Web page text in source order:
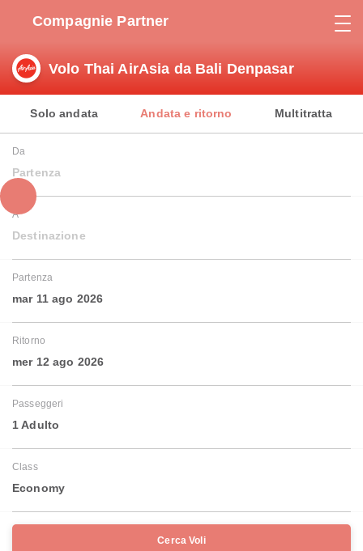
Compagnie Partner
Volo Thai AirAsia da Bali Denpasar
Solo andata Andata e ritorno Multitratta
Da
Partenza
A
Destinazione
Partenza
mar 11 ago 2026
Ritorno
mer 12 ago 2026
Passeggeri
1 Adulto
Class
Economy
Cerca Voli